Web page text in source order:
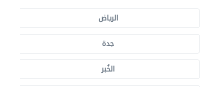
الرياض
جدة
الخُبر